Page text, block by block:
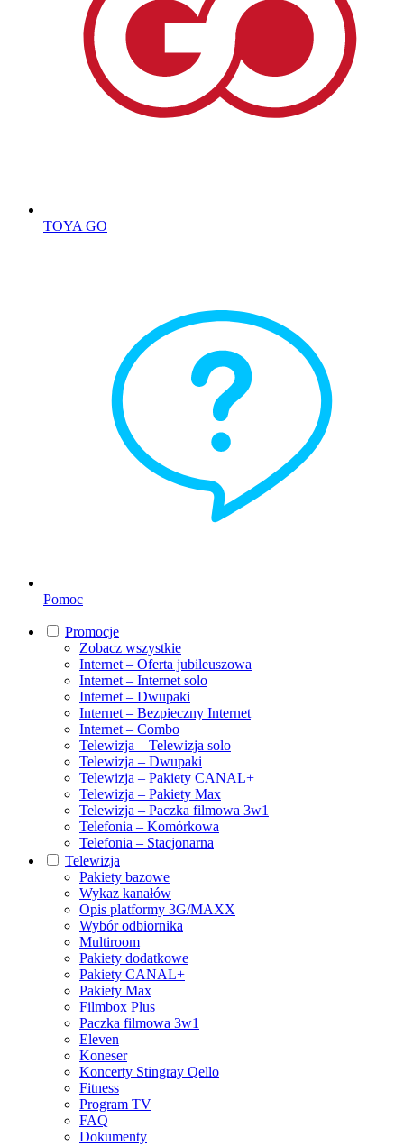
TOYA GO
Pomoc
Promocje
Zobacz wszystkie
Internet – Oferta jubileuszowa
Internet – Internet solo
Internet – Dwupaki
Internet – Bezpieczny Internet
Internet – Combo
Telewizja – Telewizja solo
Telewizja – Dwupaki
Telewizja – Pakiety CANAL+
Telewizja – Pakiety Max
Telewizja – Paczka filmowa 3w1
Telefonia – Komórkowa
Telefonia – Stacjonarna
Telewizja
Pakiety bazowe
Wykaz kanałów
Opis platformy 3G/MAXX
Wybór odbiornika
Multiroom
Pakiety dodatkowe
Pakiety CANAL+
Pakiety Max
Filmbox Plus
Paczka filmowa 3w1
Eleven
Koneser
Koncerty Stingray Qello
Fitness
Program TV
FAQ
Dokumenty